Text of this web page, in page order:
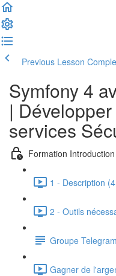
Previous Lesson
Symfony 4
|
services
Formation Introduction
1 - Description
2 - Outils
Groupe Telegram
Gagner de